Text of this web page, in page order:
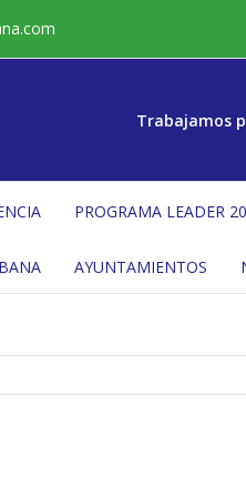
Trabajamos
PROGRAMA LEADER
AYUNTAMIENTOS